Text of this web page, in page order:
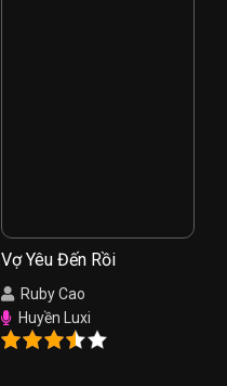
Vợ Yêu Đến Rồi
Ruby Cao
Huyền Luxi